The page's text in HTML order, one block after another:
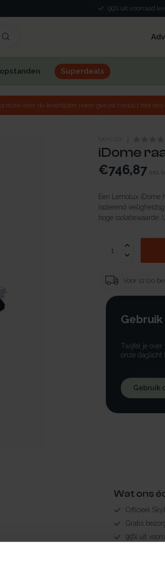
99% uit voorraad
Superdeals
over de levertijden neem gerust contact met ons
SKYLUX
iDome
€746,87 Incl.
Een Lemolux iDome
isolerend
hoge isolatiewaarde:
Voor 12:00
Twijfel je
onze daglicht
Gebruik
Wat ons
Officieel
Gratis
99% uit